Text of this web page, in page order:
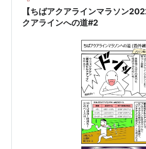
【ちばアクアラインマラソン
クアラインへの道#2